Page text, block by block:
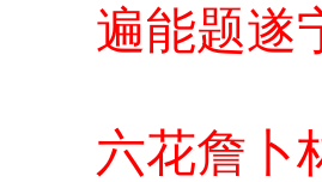
遍能题遂
六花詹卜